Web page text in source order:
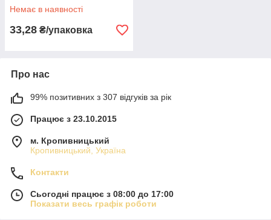
Немає в наявності
33,28 ₴/упаковка
Про нас
99% позитивних з 307 відгуків за рік
Працює з 23.10.2015
м. Кропивницький
Кропивницький, Україна
Контакти
Сьогодні працює з 08:00 до 17:00
Показати весь графік роботи